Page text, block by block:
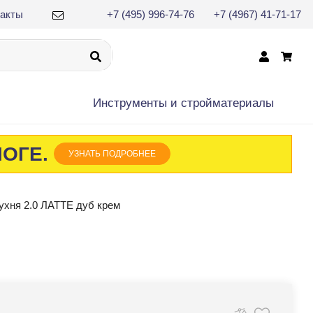
+7 (495) 996-74-76 +7 (4967) 41-71-17
Инструменты и cтройматериалы
УЗНАТЬ ПОДРОБНЕЕ
2.0 ЛАТТЕ дуб крем